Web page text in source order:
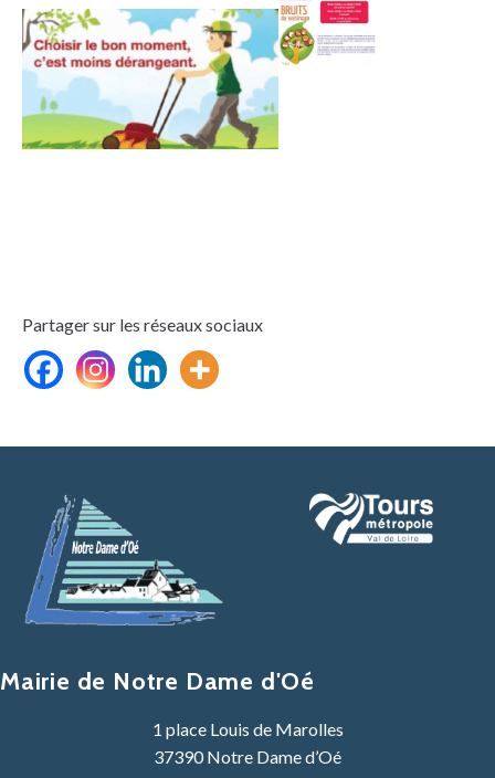
Partager sur les réseaux sociaux
Mairie de Notre Dame d'Oé
1 place Louis de Marolles
37390 Notre Dame d’Oé